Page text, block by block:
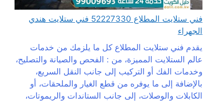
فني ستلايت المطلاع 52227330 فني ستلايت هندي
الجهراء
يقدم فني ستلايت المطلاع كل ما يلزمك من خدمات
عالم الستلايت المميزة، من : الفحص والصيانة والتصليح،
وخدمات الفك أو التركيب إلى جانب النقل السريع،
بالإضافة إلى ما يوفره من قطع الغيار والملحقات، أو
الكابلات والوصلات، إلى جانب الستاندات والريموتات،